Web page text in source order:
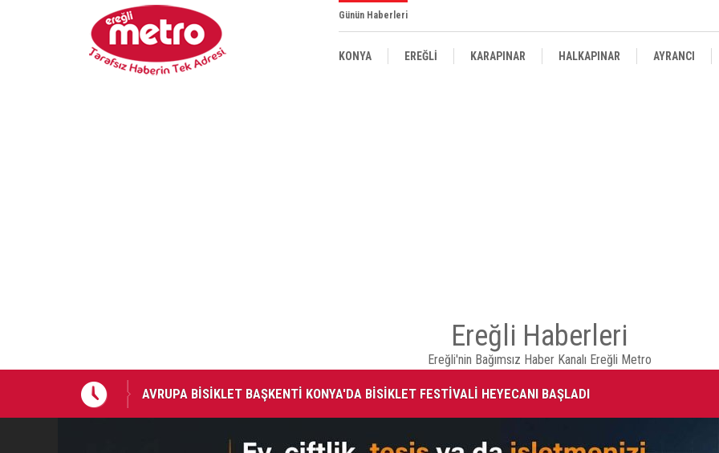
Günün Haberleri
KONYA EREĞLİ KARAPINAR HALKAPINAR AYRANCI
Ereğli Haberleri
Ereğli'nin Bağımsız Haber Kanalı Ereğli Metro
AVRUPA BİSİKLET BAŞKENTİ KONYA'DA BİSİKLET FESTİVALİ HEYECANI BAŞLADI